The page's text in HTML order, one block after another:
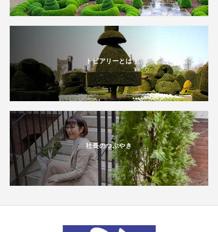
トピアリーとは
社長のつぶやき